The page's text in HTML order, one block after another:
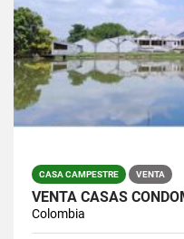
CASA CAMPESTRE VENTA
Colombia